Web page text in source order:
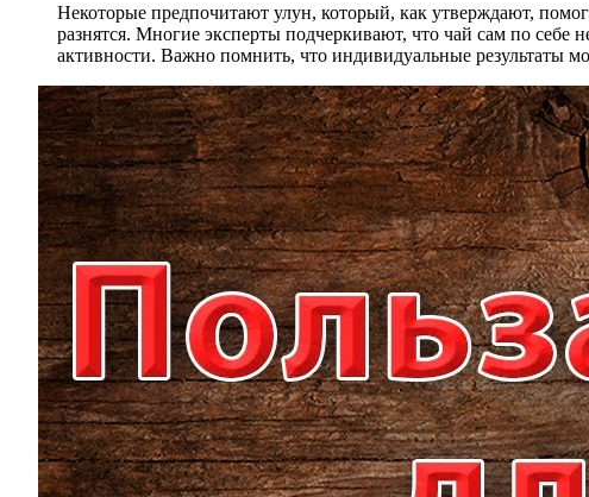
Некоторые предпочитают улун, который, как утверждают,
разнятся. Многие эксперты подчеркивают, что чай сам по
активности. Важно помнить, что индивидуальные результаты